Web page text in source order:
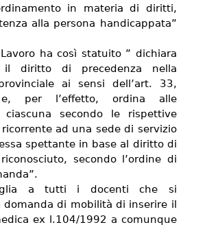
in materia di diritti,
alla persona handicappata”
ha così statuito ” dichiara
diritto di precedenza nella
ai sensi dell’art. 33,
per l’effetto, ordina alle
ciascuna secondo le rispettive
ad una sede di servizio
spettante in base al diritto di
secondo l’ordine di
a tutti i docenti che si
domanda di mobilità di inserire il
ex l.104/1992 a comunque